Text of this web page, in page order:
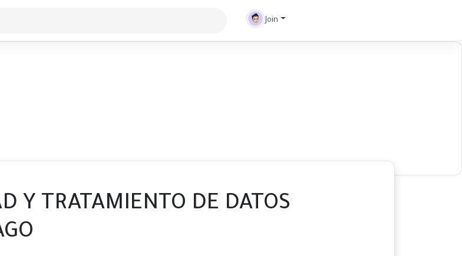
Join
Y TRATAMIENTO DE DATOS